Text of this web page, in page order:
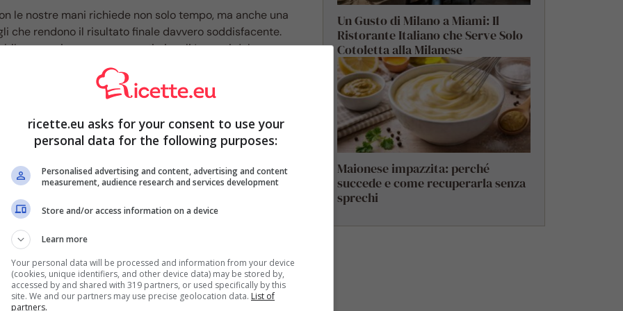
le nostre mani richiede non solo tempo, ma anche una
che rendono il risultato finale davvero soddisfacente.
per cui conoscere questi piccoli ‘segreti del
siamo ai fornelli.
abbiamo detto che utilizzare gli ingredienti giusti è
ovvero la
un dolce soffice come una
Un Gusto di Milano a Miami: Il
Ristorante Italiano che Serve Solo
Cotoletta alla Milanese
Maionese impazzita: perché
succede e come recuperarla senza
sprechi
ricette.eu asks for your consent to use your
personal data for the following purposes:
Personalised advertising and content, advertising and content
measurement, audience research and services development
Store and/or access information on a device
Learn more
Your personal data will be processed and information from your device
(cookies, unique identifiers, and other device data) may be stored by,
accessed by and shared with 319 partners, or used specifically by this
site. We and our partners may use precise geolocation data. List of
partners.